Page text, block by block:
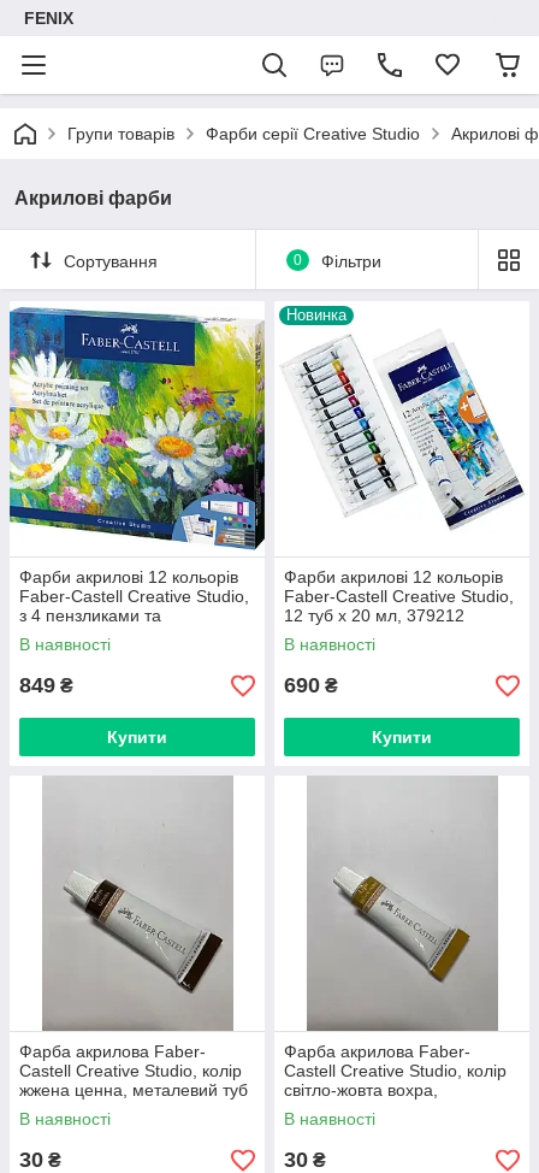
FENIX
Групи товарів Фарби серії Creative Studio Акрилові
Акрилові фарби
Сортування 0 Фільтри
Фарби акрилові 12 кольорів
Faber-Castell Creative Studio,
з 4 пензликами та
полотном,12 туб х 9 мл,
379280
В наявності
849 ₴
Купити
Новинка
Фарби акрилові 12 кольорів
Faber-Castell Creative Studio,
12 туб х 20 мл, 379212
В наявності
690 ₴
Купити
Фарба акрилова Faber-
Castell Creative Studio, колір
жжена ценна, металевий туб
12 мл
В наявності
30 ₴
Фарба акрилова Faber-
Castell Creative Studio, колір
світло-жовта вохра,
металевий туб 12 мл
В наявності
30 ₴